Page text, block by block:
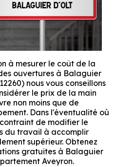
à mesurer le coût de la
ouvertures à Balaguier
nous vous conseillons
le prix de la main
non moins que de
Dans l'éventualité où
de modifier le
du travail à accomplir
supérieur. Obtenez
gratuites à Balaguier
Aveyron.